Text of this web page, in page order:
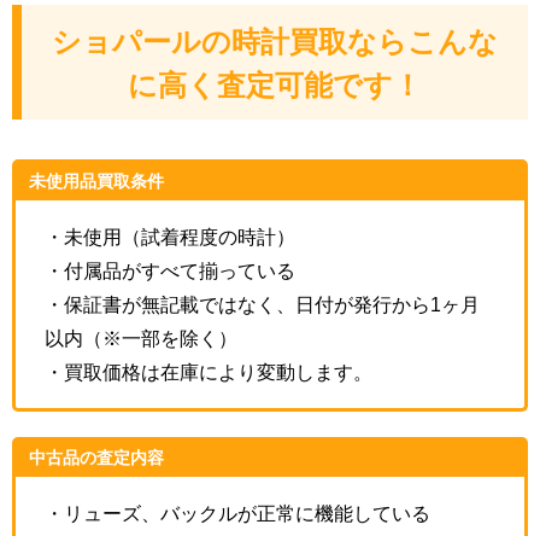
ショパールの時計買取ならこんな
に高く査定可能です！
未使用品買取条件
・未使用（試着程度の時計）
・付属品がすべて揃っている
・保証書が無記載ではなく、日付が発行から1ヶ月
以内（※一部を除く）
・買取価格は在庫により変動します。
中古品の査定内容
・リューズ、バックルが正常に機能している